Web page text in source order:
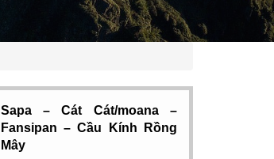
Sapa – Cát Cát/moana –
Fansipan – Cầu Kính Rồng
Mây